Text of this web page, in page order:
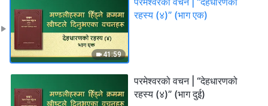
41:59
रहस्य (४)” (भाग एक)
परमेश्‍वरको वचन | “देहधारणको
रहस्य (४)” (भाग दुई)